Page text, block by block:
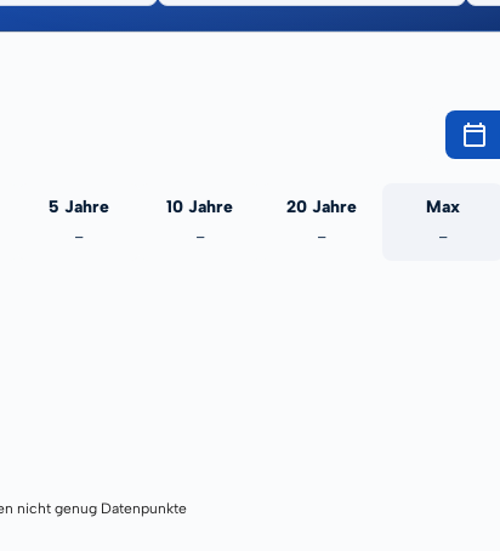
5 Jahre
-
10 Jahre
-
20 Jahre
-
Max
-
nicht genug Datenpunkte